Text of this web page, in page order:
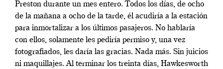
Preston durante un mes entero. Todos los días, de ocho
de la mañana a ocho de la tarde, él acudiría a la estación
para inmortalizar a los últimos pasajeros. No hablaría
con ellos, solamente les pediría permiso y, una vez
fotografiados, les daría las gracias. Nada más. Sin juicios
ni maquillajes. Al terminar los treinta días, Hawkesworth